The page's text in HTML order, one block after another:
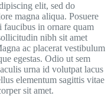
elit, sed do
magna aliqua. Posuere
faucibus in ornare quam
nibh sit amet
ac placerat vestibulum
egestas. Odio ut sem
urna id volutpat lacus
elementum sagittis vitae
sit amet.